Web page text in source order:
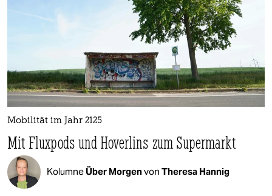
Mobilität im Jahr 2125
Mit Fluxpods und Hoverlins zum Supermarkt
Kolumne Über Morgenvon Theresa Hannig